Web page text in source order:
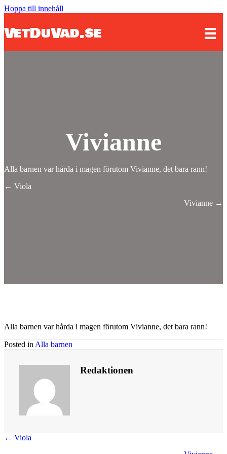
Hoppa till innehåll
VetDuVad.se
Vivianne
Alla barnen var hårda i magen förutom Vivianne, det bara rann!
Posts
← Viola
Vivianne →
Alla barnen var hårda i magen förutom Vivianne, det bara rann!
Posted in Alla barnen
Redaktionen
Posts
← Viola